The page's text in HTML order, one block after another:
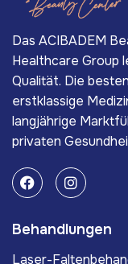
Das ACIBADEM
Healthcare Group
Qualität. Die
erstklassige
langjährige
privaten
Behandlungen
Laser-